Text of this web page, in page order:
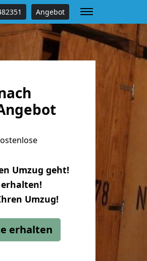
Angebot
Umzug geht!
Umzug!
erhalten